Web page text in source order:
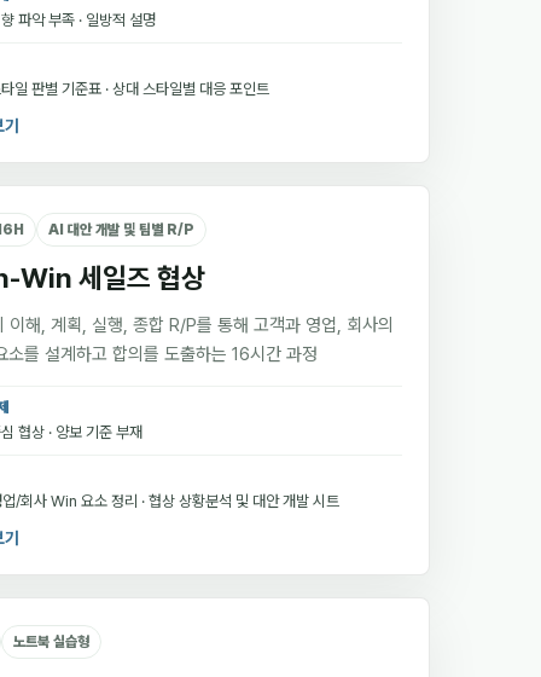
파악 부족 · 일방적 설명
일 판별 기준표 · 상대 스타일별 대응 포인트
기
AI 대안 개발 및 팀별 R/P
Win 세일즈 협상
이해, 계획, 실행, 종합 R/P를 통해 고객과 영업, 회사의
소를 설계하고 합의를 도출하는 16시간 과정
협상 · 양보 기준 부재
/회사 Win 요소 정리 · 협상 상황분석 및 대안 개발 시트
기
노트북 실습형